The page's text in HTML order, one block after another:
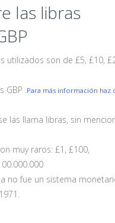
las libras
utilizados son de £5, £10,
GBP .Para más información haz
las llama libras, sin
muy raros: £1, £100,
no fue un sistema